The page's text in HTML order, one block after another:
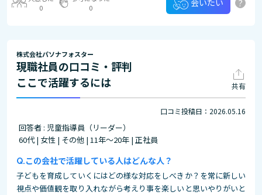
0
0
会いたい
株式会社パソナフォスター
現職社員の口コミ・評判
ここで活躍するには
共有
口コミ投稿日：2026.05.16
回答者 : 児童指導員（リーダー）
60代 | 女性 | その他 | 11年～20年 | 正社員
この会社で活躍している人はどんな人？
子どもを育成していくにはどの様な対応をしべきか？を常に新しい
視点や価値観を取り入れながら考えり事を楽しいと思いやりがいと